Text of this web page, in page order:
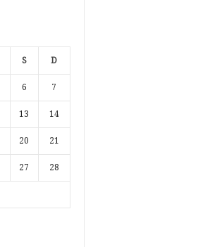
S D
6 7
13 14
20 21
27 28